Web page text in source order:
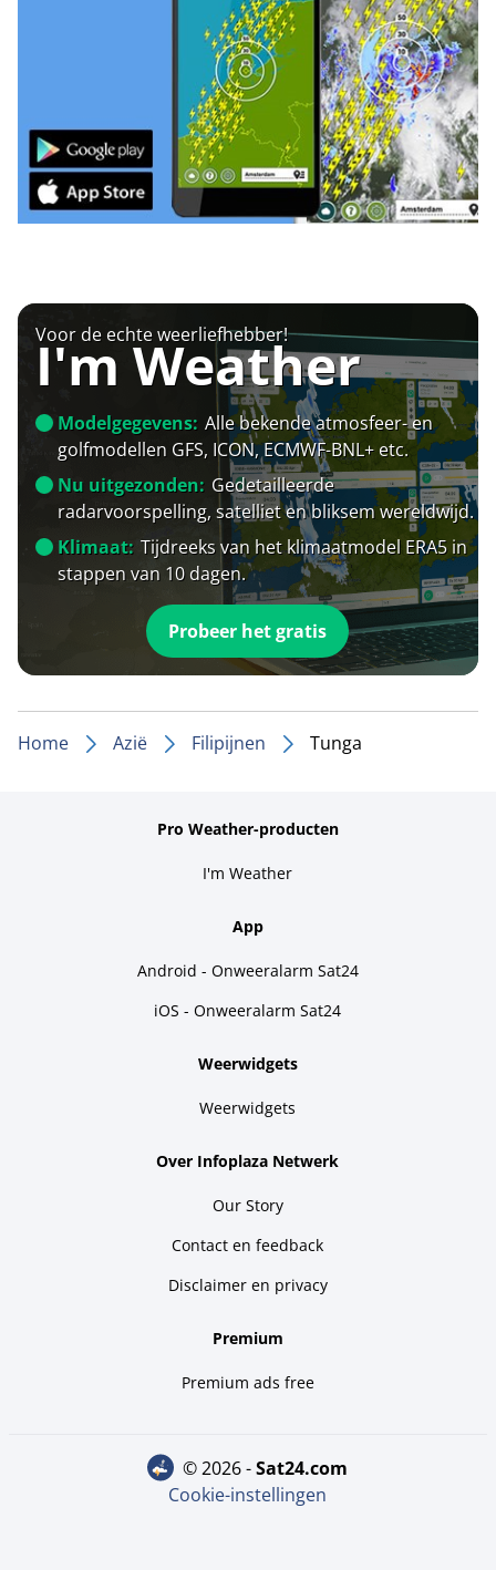
Voor de echte weerliefhebber!
I'm Weather
Modelgegevens: Alle bekende atmosfeer- en
golfmodellen GFS, ICON, ECMWF-BNL+ etc.
Nu uitgezonden: Gedetailleerde
radarvoorspelling, satelliet en bliksem wereldwijd.
Klimaat: Tijdreeks van het klimaatmodel ERA5 in
stappen van 10 dagen.
Probeer het gratis
Home Azië Filipijnen Tunga
Pro Weather-producten
I'm Weather
App
Android - Onweeralarm Sat24
iOS - Onweeralarm Sat24
Weerwidgets
Weerwidgets
Over Infoplaza Netwerk
Our Story
Contact en feedback
Disclaimer en privacy
Premium
Premium ads free
© 2026 - sat24.com
Cookie-instellingen